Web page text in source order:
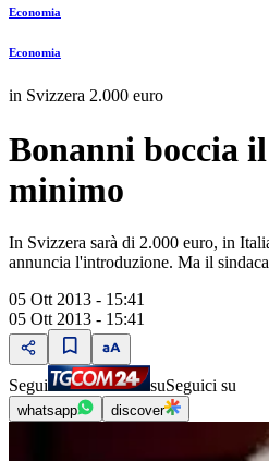
Economia
Economia
in Svizzera 2.000 euro
Bonanni boccia
minimo
In Svizzera sarà di 2.000 euro, in
annuncia l'introduzione. Ma il
05 Ott 2013 - 15:41
05 Ott 2013 - 15:41
Segui suSeguici su
whatsapp discover